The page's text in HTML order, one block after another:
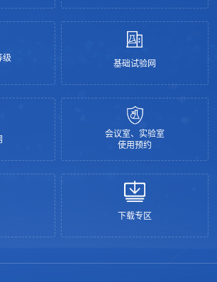
级
基础试验网
会议室、实验室
使用预约
下载专区